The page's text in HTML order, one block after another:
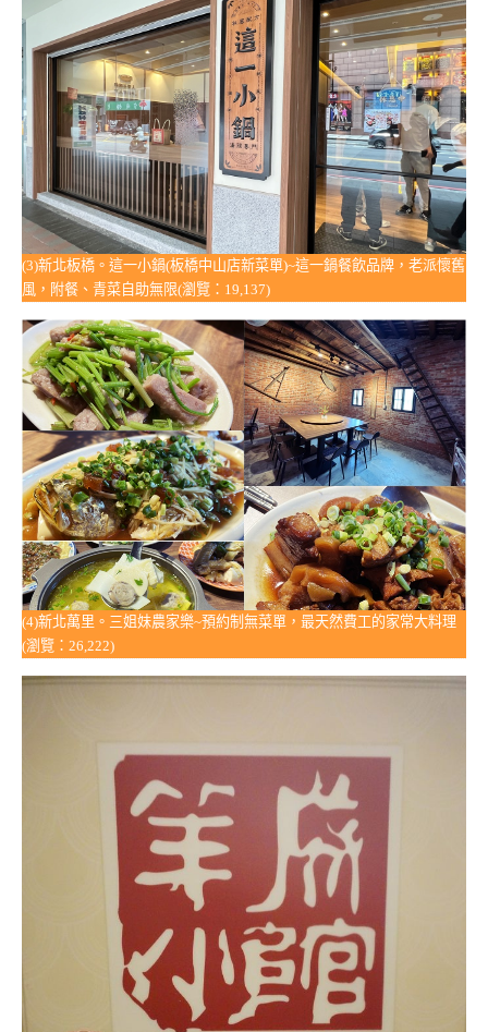
(3)新北板橋。這一小鍋(板橋中山店新菜單)~這一鍋餐飲品牌，老派懷舊
風，附餐、青菜自助無限(瀏覽：19,137)
(4)新北萬里。三姐妹農家樂~預約制無菜單，最天然費工的家常大料理
(瀏覽：26,222)